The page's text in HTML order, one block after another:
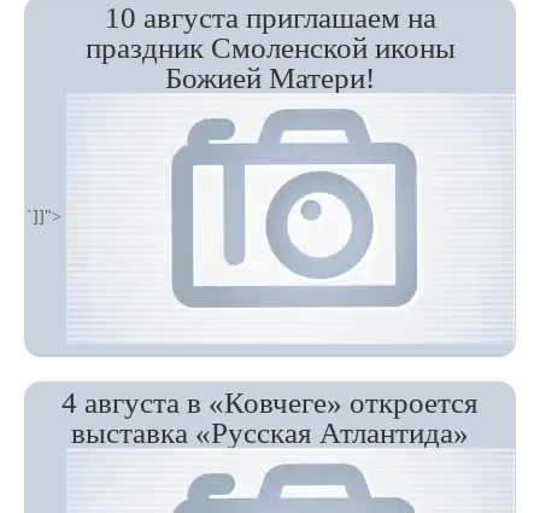
10 августа приглашаем на
праздник Смоленской иконы
Божией Матери!
`]]">
4 августа в «Ковчеге» откроется
выставка «Русская Атлантида»